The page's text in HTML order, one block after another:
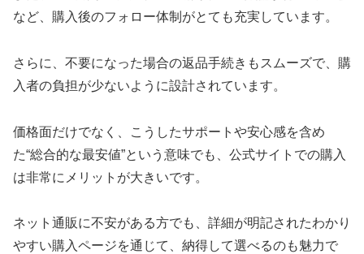
など、購入後のフォロー体制がとても充実しています。
さらに、不要になった場合の返品手続きもスムーズで、購
入者の負担が少ないように設計されています。
価格面だけでなく、こうしたサポートや安心感を含め
た“総合的な最安値”という意味でも、公式サイトでの購入
は非常にメリットが大きいです。
ネット通販に不安がある方でも、詳細が明記されたわかり
やすい購入ページを通じて、納得して選べるのも魅力で